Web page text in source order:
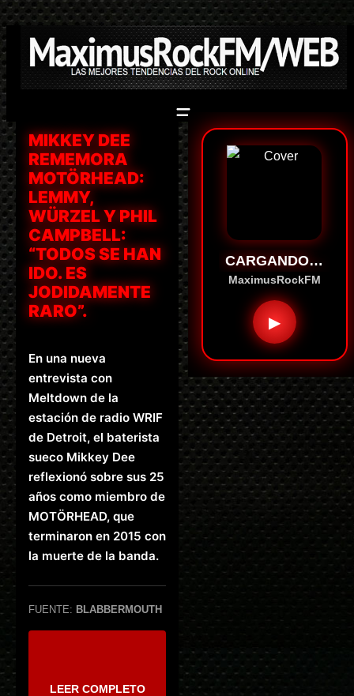
Saltar
al
contenido
MIKKEY DEE
REMEMORA
MOTÖRHEAD:
LEMMY,
WÜRZEL Y PHIL
CAMPBELL:
“TODOS SE HAN
IDO. ES
JODIDAMENTE
RARO”.
En una nueva
entrevista con
Meltdown de la
estación de radio WRIF
de Detroit, el baterista
sueco Mikkey Dee
reflexionó sobre sus 25
años como miembro de
MOTÖRHEAD, que
terminaron en 2015 con
la muerte de la banda.
FUENTE: BLABBERMOUTH
LEER COMPLETO
CARGANDO…
MaximusRockFM
▶